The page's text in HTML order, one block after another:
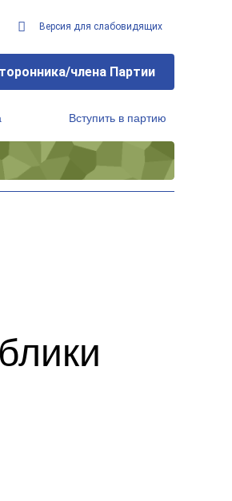
Версия для слабовидящих
члена Партии
Вступить в партию